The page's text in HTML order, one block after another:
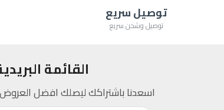
توصيل سريع
توصيل وشحن سريع
القائمة
اسعدنا باشتراكك ليصلك افضل العروض